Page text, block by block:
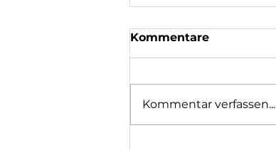
Kommentare
Kommentar verfassen...